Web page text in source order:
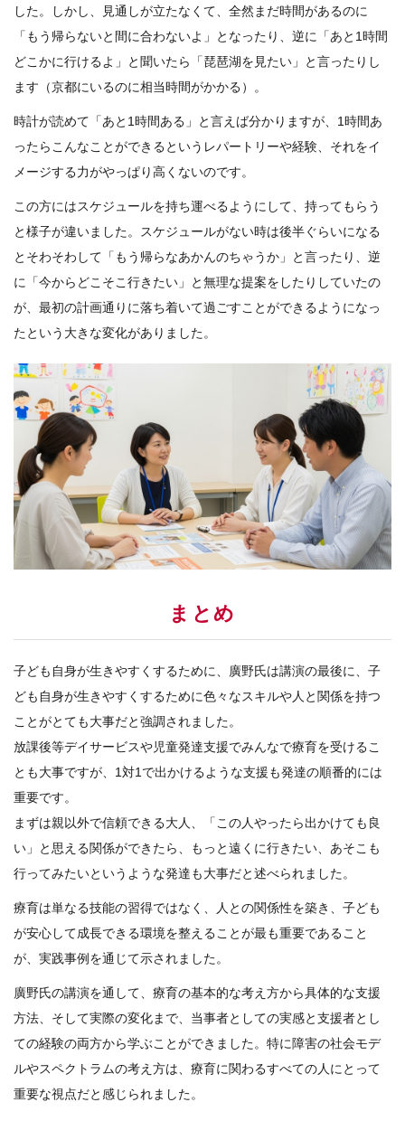
した。しかし、見通しが立たなくて、全然まだ時間があるのに
「もう帰らないと間に合わないよ」となったり、逆に「あと1時間
どこかに行けるよ」と聞いたら「琵琶湖を見たい」と言ったりし
ます（京都にいるのに相当時間がかかる）。
時計が読めて「あと1時間ある」と言えば分かりますが、1時間あ
ったらこんなことができるというレパートリーや経験、それをイ
メージする力がやっぱり高くないのです。
この方にはスケジュールを持ち運べるようにして、持ってもらう
と様子が違いました。スケジュールがない時は後半ぐらいになる
とそわそわして「もう帰らなあかんのちゃうか」と言ったり、逆
に「今からどこそこ行きたい」と無理な提案をしたりしていたの
が、最初の計画通りに落ち着いて過ごすことができるようになっ
たという大きな変化がありました。
まとめ
子ども自身が生きやすくするために、廣野氏は講演の最後に、子
ども自身が生きやすくするために色々なスキルや人と関係を持つ
ことがとても大事だと強調されました。
放課後等デイサービスや児童発達支援でみんなで療育を受けるこ
とも大事ですが、1対1で出かけるような支援も発達の順番的には
重要です。
まずは親以外で信頼できる大人、「この人やったら出かけても良
い」と思える関係ができたら、もっと遠くに行きたい、あそこも
行ってみたいというような発達も大事だと述べられました。
療育は単なる技能の習得ではなく、人との関係性を築き、子ども
が安心して成長できる環境を整えることが最も重要であること
が、実践事例を通じて示されました。
廣野氏の講演を通して、療育の基本的な考え方から具体的な支援
方法、そして実際の変化まで、当事者としての実感と支援者とし
ての経験の両方から学ぶことができました。特に障害の社会モデ
ルやスペクトラムの考え方は、療育に関わるすべての人にとって
重要な視点だと感じられました。